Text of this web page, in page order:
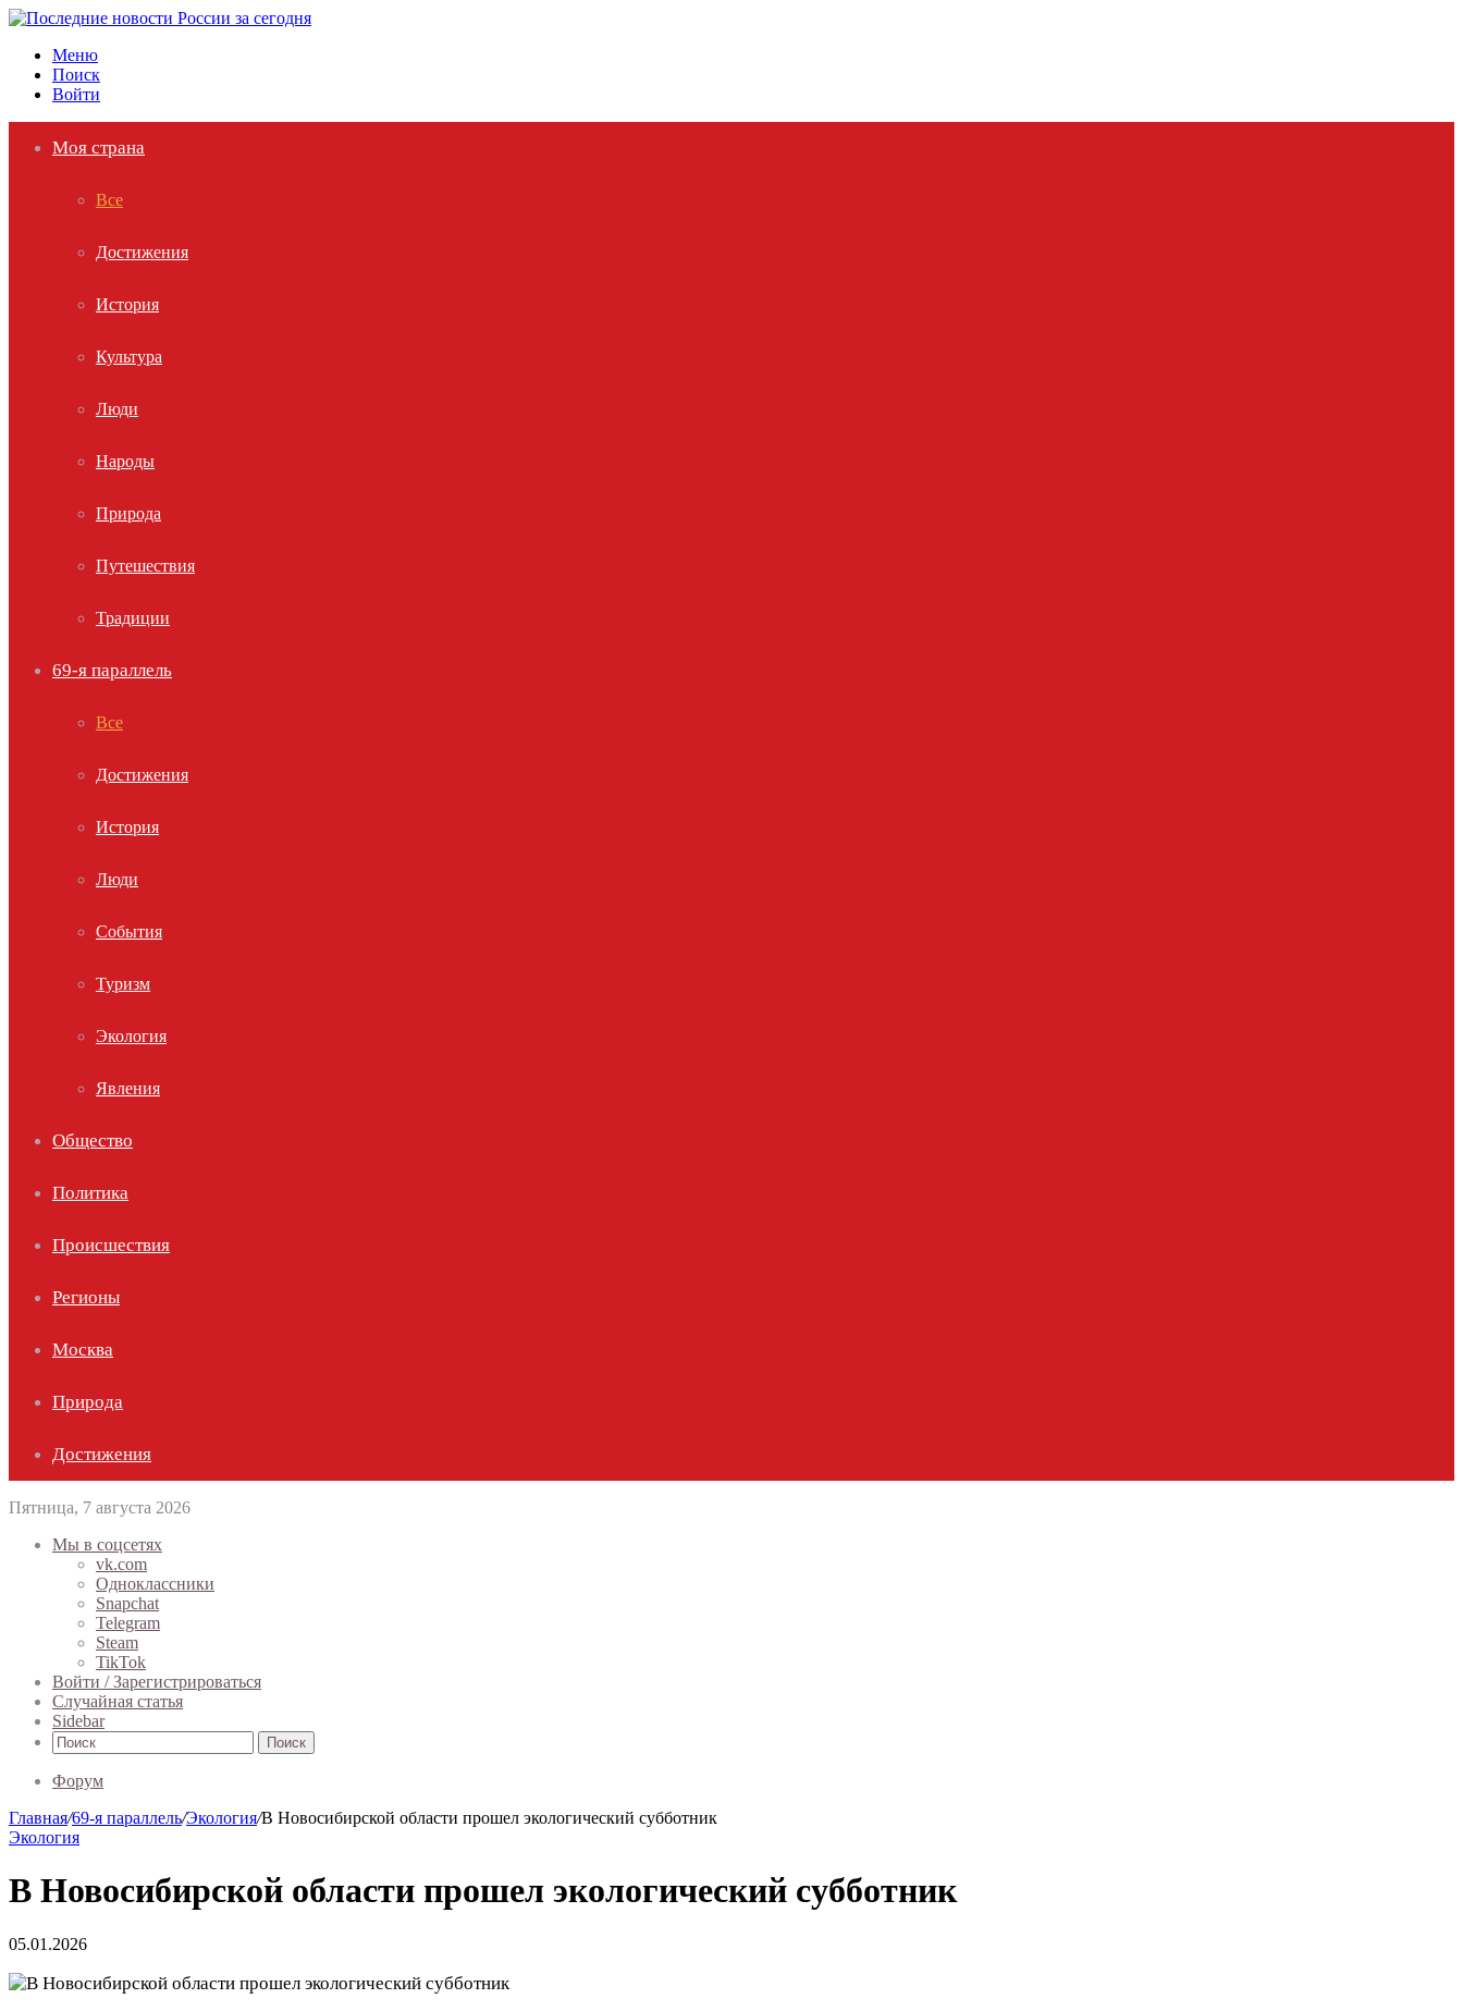
Меню
Поиск
Войти
Моя страна
Все
Достижения
История
Культура
Люди
Народы
Природа
Путешествия
Традиции
69-я параллель
Все
Достижения
История
Люди
События
Туризм
Экология
Явления
Общество
Политика
Происшествия
Регионы
Москва
Природа
Достижения
Пятница, 7 августа 2026
Мы в соцсетях
vk.com
Одноклассники
Snapchat
Telegram
Steam
TikTok
Войти / Зарегистрироваться
Случайная статья
Sidebar
Поиск
Форум
Главная/69-я параллель/Экология/В Новосибирской области прошел экологический субботник
Экология
В Новосибирской области прошел экологический субботник
05.01.2026